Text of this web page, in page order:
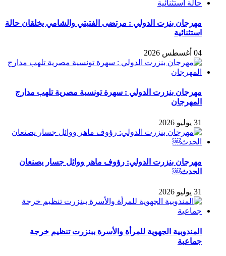
مهرجان بنزت الدولي : مرتضى الفتيتي والشامي يخلقان حالة
استثنائية
04 أغسطس 2026
مهرجان بنزرت الدولي : سهرة تونسية مصرية تلهب مدارج
المهرجان
31 يوليو 2026
مهرجان بنزرت الدولي: رؤوف ماهر ووائل جسار يصنعان
الحدث￼
31 يوليو 2026
المندوبية الجهوية للمرأة والأسرة ببنزرت تنظيم خرجة
جماعية